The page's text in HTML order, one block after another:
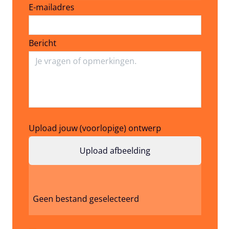
E-mailadres
E-mailadres
Bericht
Upload jouw (voorlopige) ontwerp
Geen bestand geselecteerd